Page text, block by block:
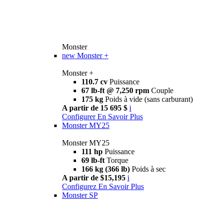
Monster
new Monster +
Monster +
110.7 cv Puissance
67 lb-ft @ 7,250 rpm Couple
175 kg Poids à vide (sans carburant)
A partir de 15 695 $ i
Configurer En Savoir Plus
Monster MY25
Monster MY25
111 hp Puissance
69 lb-ft Torque
166 kg (366 lb) Poids à sec
A partir de $15,195 i
Configurez En Savoir Plus
Monster SP